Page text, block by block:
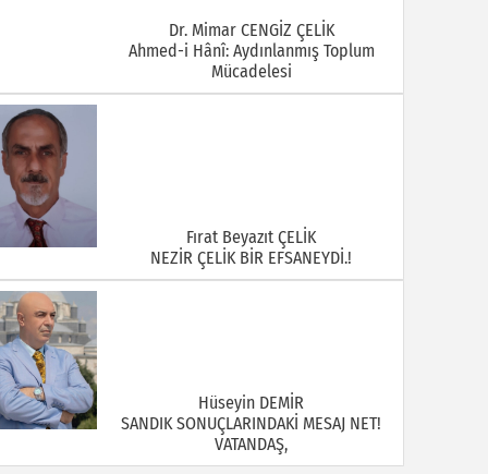
Dr. Mimar CENGİZ ÇELİK
Ahmed-i Hânî: Aydınlanmış Toplum
Mücadelesi
Fırat Beyazıt ÇELİK
NEZİR ÇELİK BİR EFSANEYDİ.!
Hüseyin DEMİR
SANDIK SONUÇLARINDAKİ MESAJ NET!
VATANDAŞ,